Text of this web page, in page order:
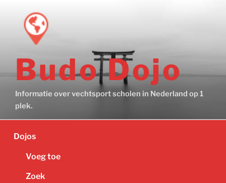
Budo Dojo
Informatie over vechtsport scholen in Nederland op 1
plek.
Dojos
Voeg toe
Zoek